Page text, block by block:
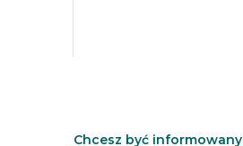
Chcesz być informowany